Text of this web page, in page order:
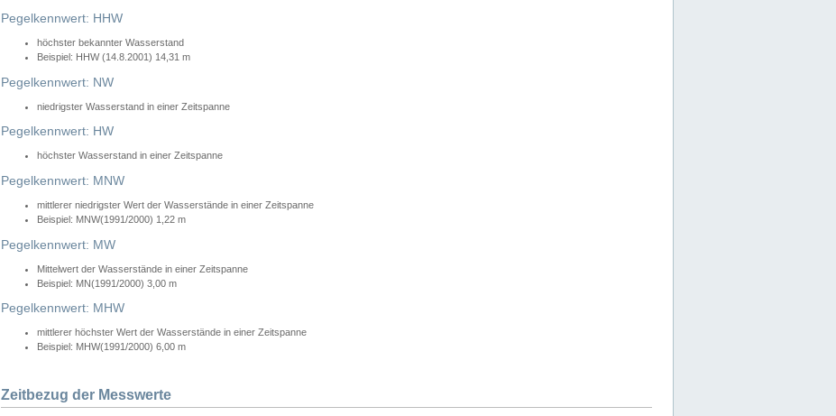
Pegelkennwert: HHW
höchster bekannter Wasserstand
Beispiel: HHW (14.8.2001) 14,31 m
Pegelkennwert: NW
niedrigster Wasserstand in einer Zeitspanne
Pegelkennwert: HW
höchster Wasserstand in einer Zeitspanne
Pegelkennwert: MNW
mittlerer niedrigster Wert der Wasserstände in einer Zeitspanne
Beispiel: MNW(1991/2000) 1,22 m
Pegelkennwert: MW
Mittelwert der Wasserstände in einer Zeitspanne
Beispiel: MN(1991/2000) 3,00 m
Pegelkennwert: MHW
mittlerer höchster Wert der Wasserstände in einer Zeitspanne
Beispiel: MHW(1991/2000) 6,00 m
Zeitbezug der Messwerte